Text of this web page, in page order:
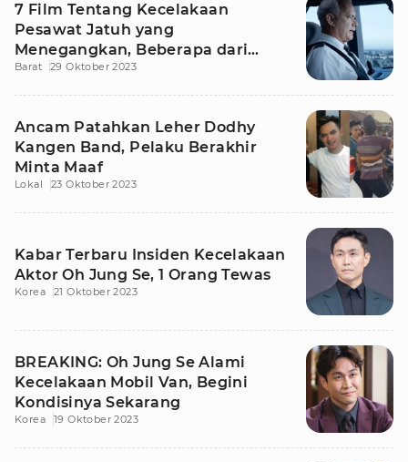
7 Film Tentang Kecelakaan
Pesawat Jatuh yang
Menegangkan, Beberapa dari
Tragedi Kisah Nyata
Barat 29 Oktober 2023
Ancam Patahkan Leher Dodhy
Kangen Band, Pelaku Berakhir
Minta Maaf
Lokal 23 Oktober 2023
Kabar Terbaru Insiden Kecelakaan
Aktor Oh Jung Se, 1 Orang Tewas
Korea 21 Oktober 2023
BREAKING: Oh Jung Se Alami
Kecelakaan Mobil Van, Begini
Kondisinya Sekarang
Korea 19 Oktober 2023